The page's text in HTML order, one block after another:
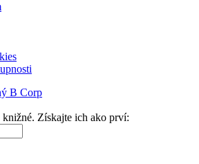
B Corp
Získajte ich ako prví: